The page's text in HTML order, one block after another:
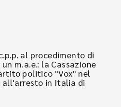
al procedimento di
m.a.e.: la Cassazione
politico "Vox" nel
in Italia di